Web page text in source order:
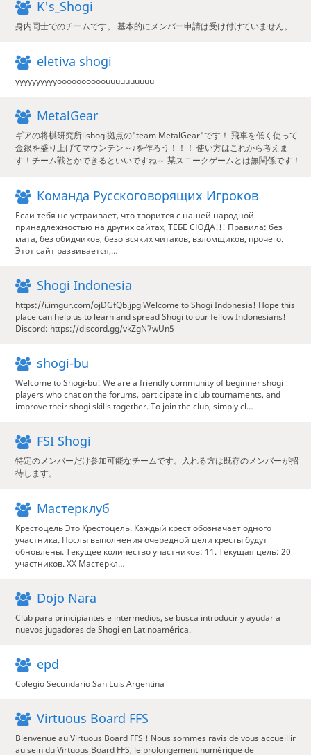
K's_Shogi
身内同士でのチームです。 基本的にメンバー申請は受け付けていません。
eletiva shogi
yyyyyyyyyyoooooooooouuuuuuuuuu
MetalGear
ギアの将棋研究所lishogi拠点の"team MetalGear"です！ 飛車を低く使って
金銀を盛り上げてマウンテン～♪を作ろう！！！ 使い方はこれから考えま
す！チーム戦とかできるといいですね～ 某スニークゲームとは無関係です！
Команда Русскоговорящих Игроков
Если тебя не устраивает, что творится с нашей народной
принадлежностью на других сайтах, ТЕБЕ СЮДА!!! Правила: без
мата, без обидчиков, безо всяких читаков, взломщиков, прочего.
Этот сайт развивается,…
Shogi Indonesia
https://i.imgur.com/ojDGfQb.jpg Welcome to Shogi Indonesia! Hope this
place can help us to learn and spread Shogi to our fellow Indonesians!
Discord: https://discord.gg/vkZgN7wUn5
shogi-bu
Welcome to Shogi-bu! We are a friendly community of beginner shogi
players who chat on the forums, participate in club tournaments, and
improve their shogi skills together. To join the club, simply cl…
FSI Shogi
特定のメンバーだけ参加可能なチームです。入れる方は既存のメンバーが招
待します。
Мастерклуб
Крестоцель Это Крестоцель. Каждый крест обозначает одного
участника. Послы выполнения очередной цели кресты будут
обновлены. Текущее количество участников: 11. Текущая цель: 20
участников. XX Мастеркл…
Dojo Nara
Club para principiantes e intermedios, se busca introducir y ayudar a
nuevos jugadores de Shogi en Latinoamérica.
epd
Colegio Secundario San Luis Argentina
Virtuous Board FFS
Bienvenue au Virtuous Board FFS ! Nous sommes ravis de vous accueillir
au sein du Virtuous Board FFS, le prolongement numérique de